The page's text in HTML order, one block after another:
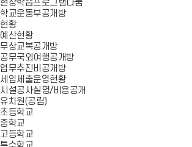
현장학습프로그램나눔
학교운동부공개방
현황
예산현황
무상교복공개방
공무국외여행공개방
업무추진비공개방
세입세출운영현황
시설공사실명/비용공개
유치원(공립)
초등학교
중학교
고등학교